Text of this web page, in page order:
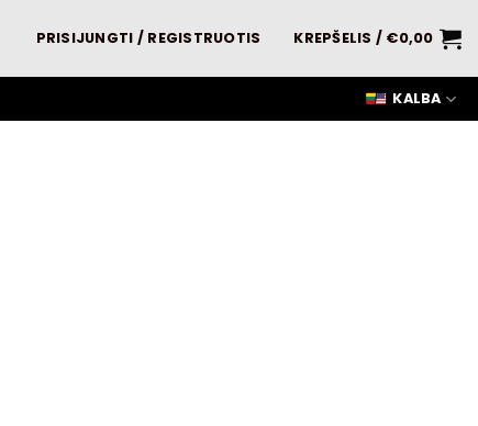
PRISIJUNGTI / REGISTRUOTIS KREPŠELIS / €0,00
KALBA